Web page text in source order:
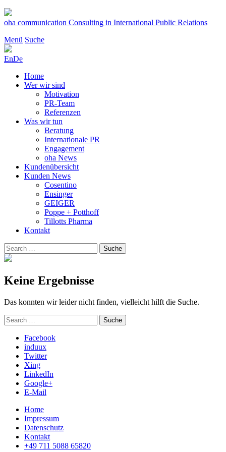
Zum
Inhalt
oha communication Consulting in International Public Relations
Menü Suche
EnDe
Home
Wer wir sind
Motivation
PR-Team
Referenzen
Was wir tun
Beratung
Internationale PR
Engagement
oha News
Kundenübersicht
Kunden News
Cosentino
Ensinger
GEIGER
Poppe + Potthoff
Tillotts Pharma
Kontakt
Suchen
nach:
Suche
Keine Ergebnisse
Das konnten wir leider nicht finden, vielleicht hilft die Suche.
Suchen
nach:
Suche
Facebook
induux
Twitter
Xing
LinkedIn
Google+
E-Mail
Home
Impressum
Datenschutz
Kontakt
+49 711 5088 65820